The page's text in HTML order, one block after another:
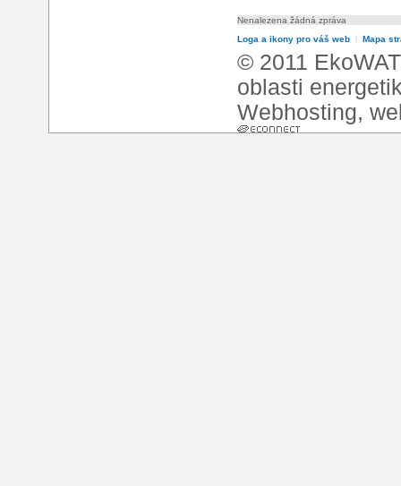
Nenalezena žádná zpráva
Loga a ikony pro váš web l Mapa
© 2011
oblasti
Webhosting,